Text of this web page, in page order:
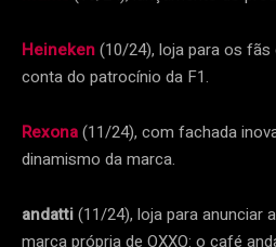
Heineken(10/24), loja para os
conta do patrocínio da F1.
Rexona(11/24), com fachada
dinamismo da marca.
andatti(11/24), loja para anunciar
marca própria de OXXO: o café